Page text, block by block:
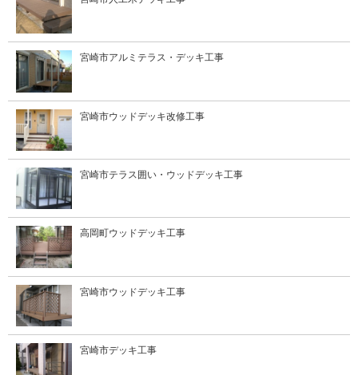
宮崎市アルミテラス・デッキ工事
宮崎市ウッドデッキ改修工事
宮崎市テラス囲い・ウッドデッキ工事
高岡町ウッドデッキ工事
宮崎市ウッドデッキ工事
宮崎市デッキ工事